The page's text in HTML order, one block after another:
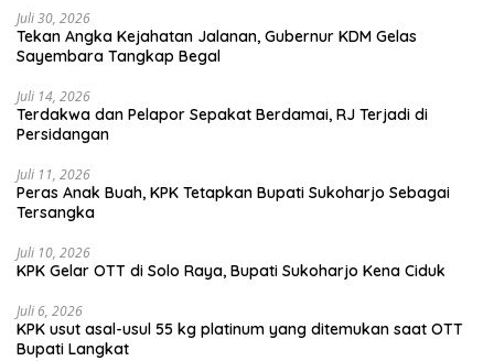
Juli 30, 2026
Tekan Angka Kejahatan Jalanan, Gubernur KDM Gelas
Sayembara Tangkap Begal
Juli 14, 2026
Terdakwa dan Pelapor Sepakat Berdamai, RJ Terjadi di
Persidangan
Juli 11, 2026
Peras Anak Buah, KPK Tetapkan Bupati Sukoharjo Sebagai
Tersangka
Juli 10, 2026
KPK Gelar OTT di Solo Raya, Bupati Sukoharjo Kena Ciduk
Juli 6, 2026
KPK usut asal-usul 55 kg platinum yang ditemukan saat OTT
Bupati Langkat